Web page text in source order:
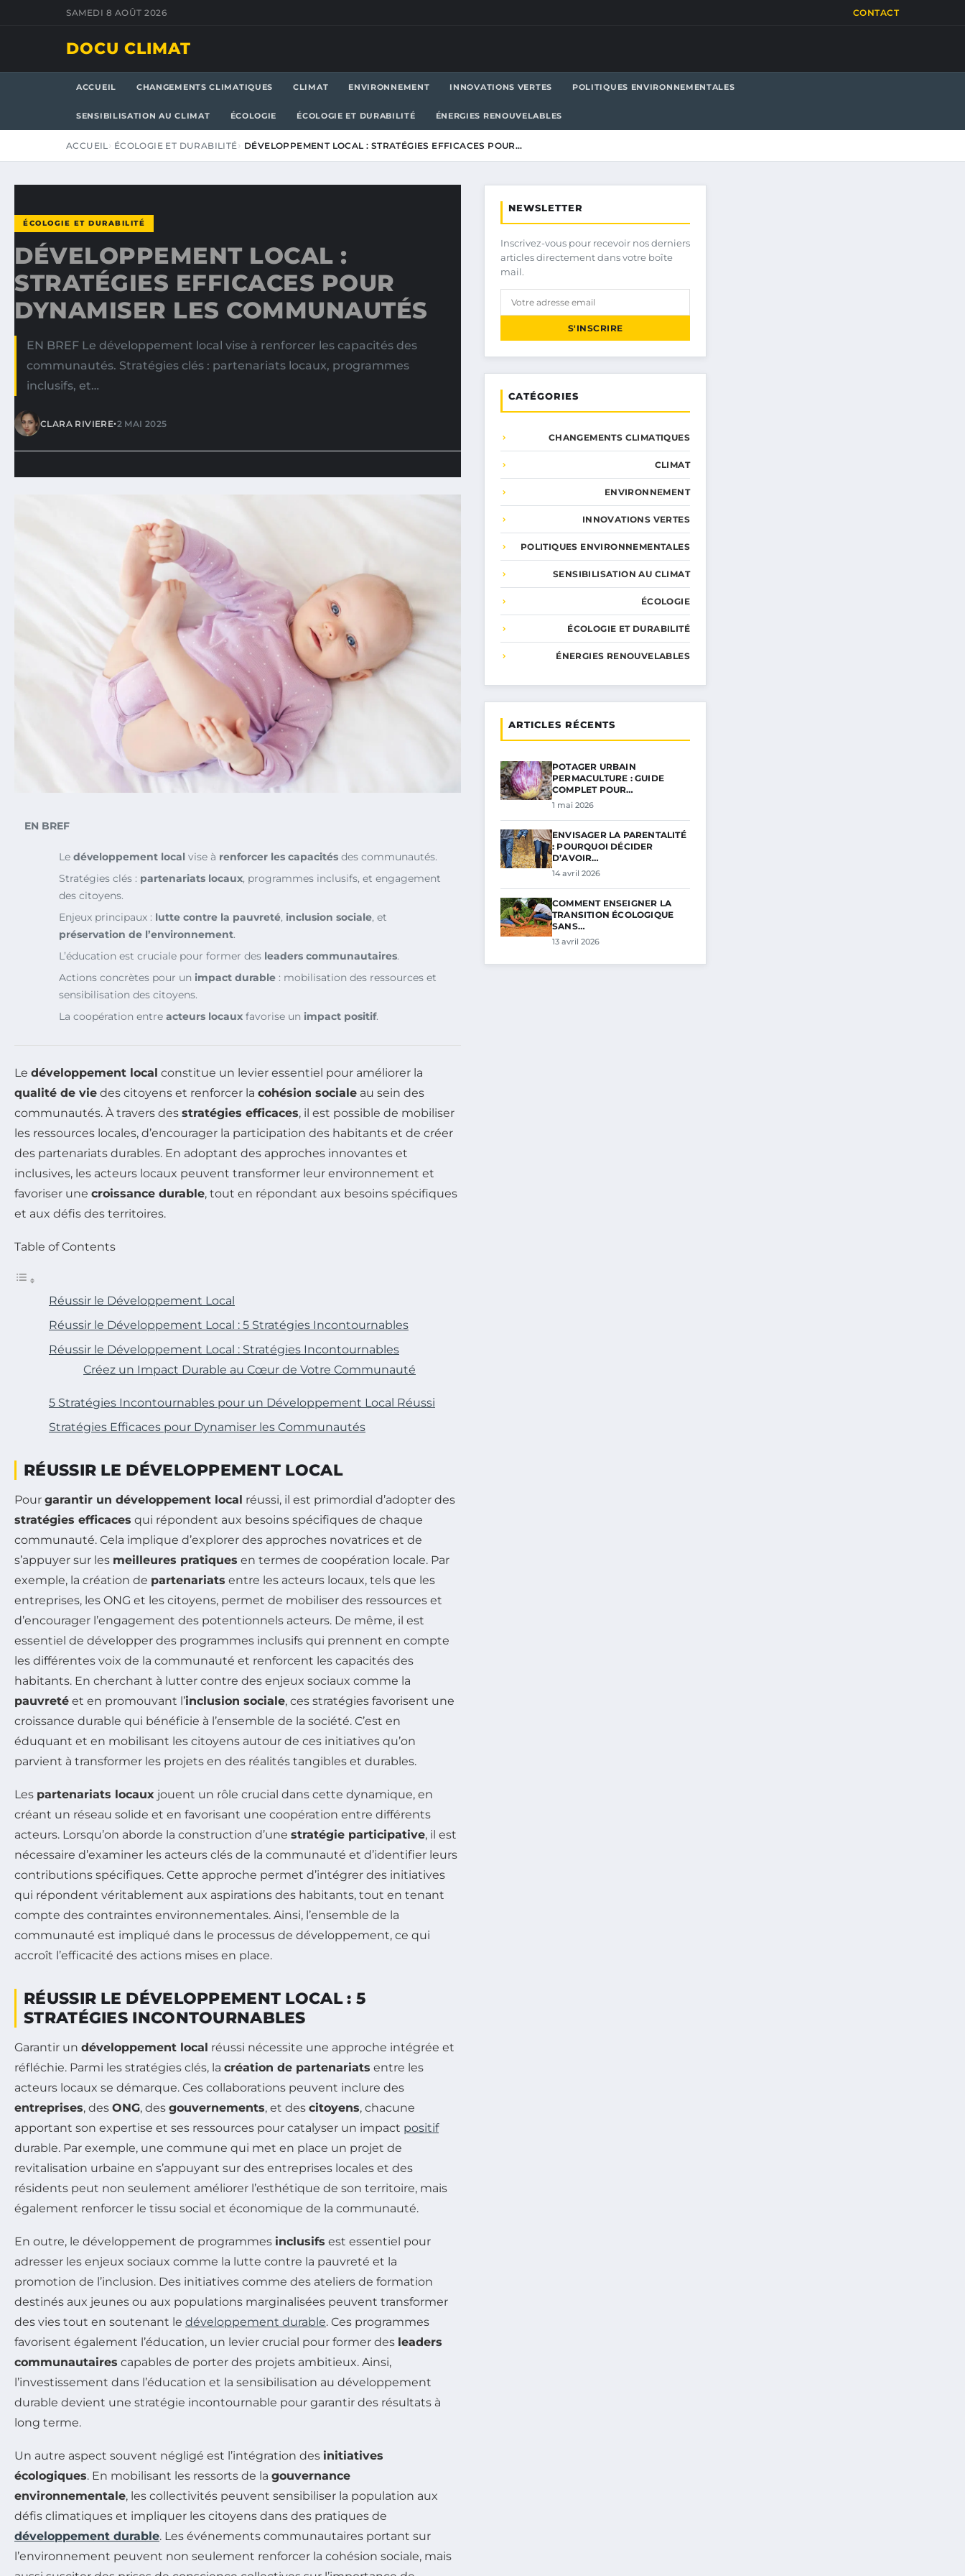
SAMEDI 8 AOÛT 2026 CONTACT
DOCU CLIMAT
ACCUEIL CHANGEMENTS CLIMATIQUES CLIMAT ENVIRONNEMENT INNOVATIONS VERTES POLITIQUES ENVIRONNEMENTALES
SENSIBILISATION AU CLIMAT ÉCOLOGIE ÉCOLOGIE ET DURABILITÉ ÉNERGIES RENOUVELABLES
ACCUEIL ÉCOLOGIE ET DURABILITÉ DÉVELOPPEMENT LOCAL : STRATÉGIES EFFICACES POUR…
ÉCOLOGIE ET DURABILITÉ
DÉVELOPPEMENT LOCAL :
STRATÉGIES EFFICACES POUR
DYNAMISER LES COMMUNAUTÉS
EN BREF Le développement local vise à renforcer les capacités des
communautés. Stratégies clés : partenariats locaux, programmes
inclusifs, et…
CLARA RIVIERE•2 MAI 2025
EN BREF
Le développement local vise à renforcer les capacités des communautés.
Stratégies clés : partenariats locaux, programmes inclusifs, et engagement
des citoyens.
Enjeux principaux : lutte contre la pauvreté, inclusion sociale, et
préservation de l’environnement.
L’éducation est cruciale pour former des leaders communautaires.
Actions concrètes pour un impact durable : mobilisation des ressources et
sensibilisation des citoyens.
La coopération entre acteurs locaux favorise un impact positif.
Le développement local constitue un levier essentiel pour améliorer la
qualité de vie des citoyens et renforcer la cohésion sociale au sein des
communautés. À travers des stratégies efficaces, il est possible de mobiliser
les ressources locales, d’encourager la participation des habitants et de créer
des partenariats durables. En adoptant des approches innovantes et
inclusives, les acteurs locaux peuvent transformer leur environnement et
favoriser une croissance durable, tout en répondant aux besoins spécifiques
et aux défis des territoires.
Table of Contents
Réussir le Développement Local
Réussir le Développement Local : 5 Stratégies Incontournables
Réussir le Développement Local : Stratégies Incontournables
Créez un Impact Durable au Cœur de Votre Communauté
5 Stratégies Incontournables pour un Développement Local Réussi
Stratégies Efficaces pour Dynamiser les Communautés
RÉUSSIR LE DÉVELOPPEMENT LOCAL
Pour garantir un développement local réussi, il est primordial d’adopter des
stratégies efficaces qui répondent aux besoins spécifiques de chaque
communauté. Cela implique d’explorer des approches novatrices et de
s’appuyer sur les meilleures pratiques en termes de coopération locale. Par
exemple, la création de partenariats entre les acteurs locaux, tels que les
entreprises, les ONG et les citoyens, permet de mobiliser des ressources et
d’encourager l’engagement des potentionnels acteurs. De même, il est
essentiel de développer des programmes inclusifs qui prennent en compte
les différentes voix de la communauté et renforcent les capacités des
habitants. En cherchant à lutter contre des enjeux sociaux comme la
pauvreté et en promouvant l’inclusion sociale, ces stratégies favorisent une
croissance durable qui bénéficie à l’ensemble de la société. C’est en
éduquant et en mobilisant les citoyens autour de ces initiatives qu’on
parvient à transformer les projets en des réalités tangibles et durables.
Les partenariats locaux jouent un rôle crucial dans cette dynamique, en
créant un réseau solide et en favorisant une coopération entre différents
acteurs. Lorsqu’on aborde la construction d’une stratégie participative, il est
nécessaire d’examiner les acteurs clés de la communauté et d’identifier leurs
contributions spécifiques. Cette approche permet d’intégrer des initiatives
qui répondent véritablement aux aspirations des habitants, tout en tenant
compte des contraintes environnementales. Ainsi, l’ensemble de la
communauté est impliqué dans le processus de développement, ce qui
accroît l’efficacité des actions mises en place.
RÉUSSIR LE DÉVELOPPEMENT LOCAL : 5
STRATÉGIES INCONTOURNABLES
Garantir un développement local réussi nécessite une approche intégrée et
réfléchie. Parmi les stratégies clés, la création de partenariats entre les
acteurs locaux se démarque. Ces collaborations peuvent inclure des
entreprises, des ONG, des gouvernements, et des citoyens, chacune
apportant son expertise et ses ressources pour catalyser un impact positif
durable. Par exemple, une commune qui met en place un projet de
revitalisation urbaine en s’appuyant sur des entreprises locales et des
résidents peut non seulement améliorer l’esthétique de son territoire, mais
également renforcer le tissu social et économique de la communauté.
En outre, le développement de programmes inclusifs est essentiel pour
adresser les enjeux sociaux comme la lutte contre la pauvreté et la
promotion de l’inclusion. Des initiatives comme des ateliers de formation
destinés aux jeunes ou aux populations marginalisées peuvent transformer
des vies tout en soutenant le développement durable. Ces programmes
favorisent également l’éducation, un levier crucial pour former des leaders
communautaires capables de porter des projets ambitieux. Ainsi,
l’investissement dans l’éducation et la sensibilisation au développement
durable devient une stratégie incontournable pour garantir des résultats à
long terme.
Un autre aspect souvent négligé est l’intégration des initiatives
écologiques. En mobilisant les ressorts de la gouvernance
environnementale, les collectivités peuvent sensibiliser la population aux
défis climatiques et impliquer les citoyens dans des pratiques de
développement durable. Les événements communautaires portant sur
l’environnement peuvent non seulement renforcer la cohésion sociale, mais
NEWSLETTER
Inscrivez-vous pour recevoir nos derniers
articles directement dans votre boîte
mail.
S'INSCRIRE
CATÉGORIES
CHANGEMENTS CLIMATIQUES
CLIMAT
ENVIRONNEMENT
INNOVATIONS VERTES
POLITIQUES ENVIRONNEMENTALES
SENSIBILISATION AU CLIMAT
ÉCOLOGIE
ÉCOLOGIE ET DURABILITÉ
ÉNERGIES RENOUVELABLES
ARTICLES RÉCENTS
POTAGER URBAIN
PERMACULTURE : GUIDE
COMPLET POUR…
1 mai 2026
ENVISAGER LA PARENTALITÉ
: POURQUOI DÉCIDER
D’AVOIR…
14 avril 2026
COMMENT ENSEIGNER LA
TRANSITION ÉCOLOGIQUE
SANS…
13 avril 2026